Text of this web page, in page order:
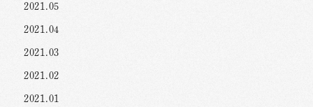
2021.05
2021.04
2021.03
2021.02
2021.01